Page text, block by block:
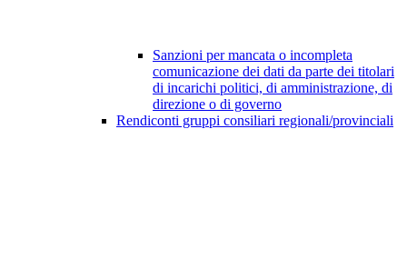
Sanzioni per mancata o incompleta
comunicazione dei dati da parte dei titolari
di incarichi politici, di amministrazione, di
direzione o di governo
Rendiconti gruppi consiliari regionali/provinciali